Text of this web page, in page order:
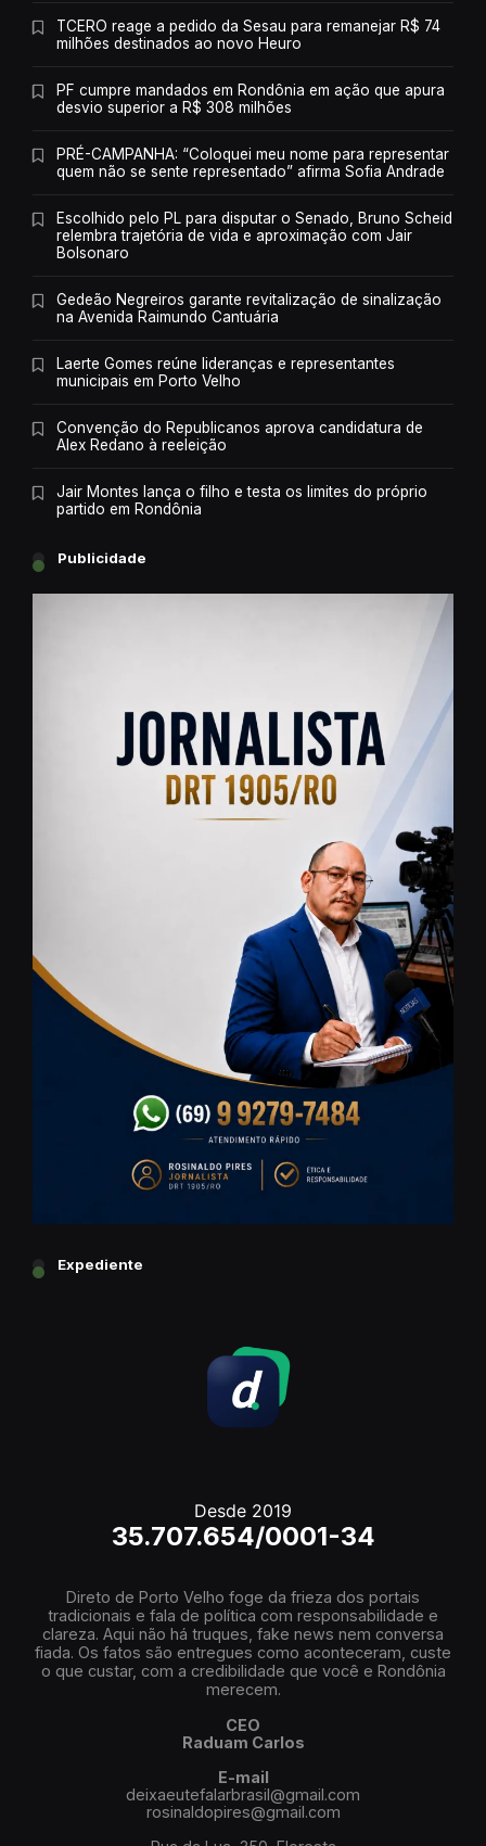
TCERO reage a pedido da Sesau para remanejar R$ 74
milhões destinados ao novo Heuro
PF cumpre mandados em Rondônia em ação que apura
desvio superior a R$ 308 milhões
PRÉ-CAMPANHA: “Coloquei meu nome para representar
quem não se sente representado” afirma Sofia Andrade
Escolhido pelo PL para disputar o Senado, Bruno Scheid
relembra trajetória de vida e aproximação com Jair
Bolsonaro
Gedeão Negreiros garante revitalização de sinalização
na Avenida Raimundo Cantuária
Laerte Gomes reúne lideranças e representantes
municipais em Porto Velho
Convenção do Republicanos aprova candidatura de
Alex Redano à reeleição
Jair Montes lança o filho e testa os limites do próprio
partido em Rondônia
Publicidade
Expediente
Desde 2019
35.707.654/0001-34
Direto de Porto Velho foge da frieza dos portais
tradicionais e fala de política com responsabilidade e
clareza. Aqui não há truques, fake news nem conversa
fiada. Os fatos são entregues como aconteceram, custe
o que custar, com a credibilidade que você e Rondônia
merecem.
CEO
Raduam Carlos
E-mail
deixaeutefalarbrasil@gmail.com
rosinaldopires@gmail.com